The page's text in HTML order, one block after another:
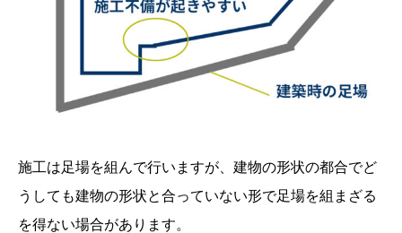
施工は足場を組んで行いますが、建物の形状の都合でど
うしても建物の形状と合っていない形で足場を組まざる
を得ない場合があります。